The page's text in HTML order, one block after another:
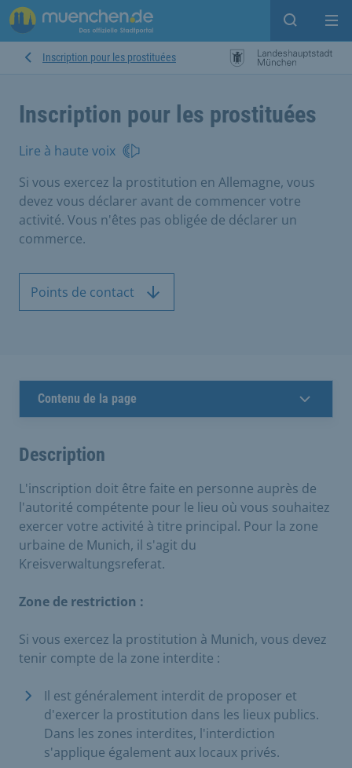
Open
Inscription pour les prostituées
Inscription pour les prostituées
Lire à haute voix
Si vous exercez la prostitution en Allemagne, vous
devez vous déclarer avant de commencer votre
activité. Vous n'êtes pas obligée de déclarer un
commerce.
Points de contact
Contenu de la page
Description
L'inscription doit être faite en personne auprès de
l'autorité compétente pour le lieu où vous souhaitez
exercer votre activité à titre principal. Pour la zone
urbaine de Munich, il s'agit du
Kreisverwaltungsreferat.
Zone de restriction :
Si vous exercez la prostitution à Munich, vous devez
tenir compte de la zone interdite :
Il est généralement interdit de proposer et
d'exercer la prostitution dans les lieux publics.
Dans les zones interdites, l'interdiction
s'applique également aux locaux privés.